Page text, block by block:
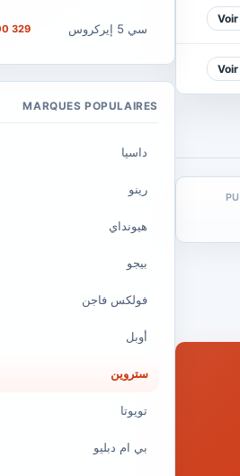
Voir
Voir
سي 5 إيركروس 329 900 MAD
MARQUES POPULAIRES
داسيا
رينو
هيونداي
بيجو
فولكس فاجن
أوبل
ستروين
تويوتا
بي ام دبليو